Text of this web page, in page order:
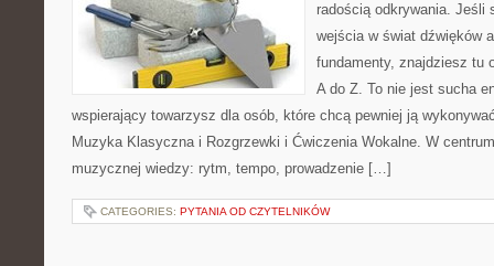
radością odkrywania.
wejścia w świat dźwięków
fundamenty, znajdziesz tu
A do Z. To nie jest sucha
wspierający towarzysz dla osób, które chcą pewniej ją
Muzyka Klasyczna i Rozgrzewki i Ćwiczenia Wokalne. W
muzycznej wiedzy: rytm, tempo, prowadzenie […]
CATEGORIES: PYTANIA OD CZYTELNIKÓW